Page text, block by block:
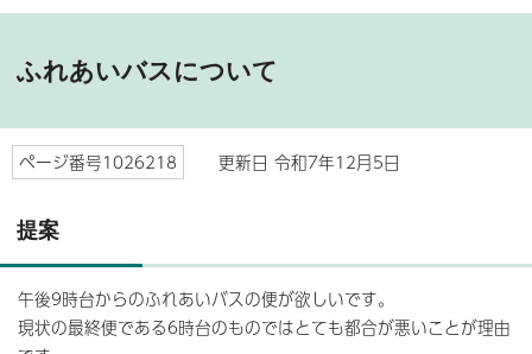
ふれあいバスについて
ページ番号1026218 更新日 令和7年12月5日
提案
午後9時台からのふれあいバスの便が欲しいです。
現状の最終便である6時台のものではとても都合が悪いことが理由